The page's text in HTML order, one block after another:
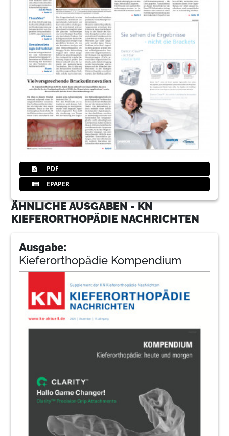
PDF
EPAPER
ÄHNLICHE AUSGABEN - KN
KIEFERORTHOPÄDIE NACHRICHTEN
Ausgabe:
Kieferorthopädie Kompendium